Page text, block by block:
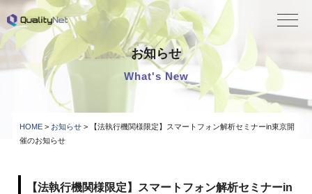
QualityNet
お知らせ
What's New
HOME> お知らせ> 【法執行機関様限定】スマートフォン解析セミナーin東京開
催のお知らせ
【法執行機関様限定】スマートフォン解析セミナーin